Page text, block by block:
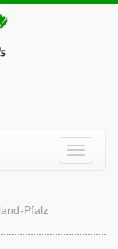
Pfalz